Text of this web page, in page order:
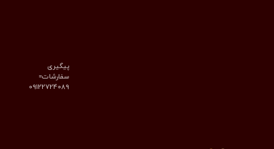
پیگیری
سفارشات=
09122724089